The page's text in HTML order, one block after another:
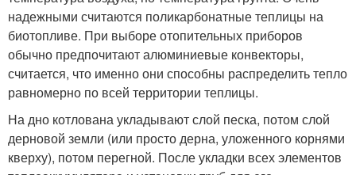
надежными считаются поликарбонатные теплицы на
биотопливе. При выборе отопительных приборов
обычно предпочитают алюминиевые конвекторы,
считается, что именно они способны распределить тепло
равномерно по всей территории теплицы.
На дно котлована укладывают слой песка, потом слой
дерновой земли (или просто дерна, уложенного корнями
кверху), потом перегной. После укладки всех элементов